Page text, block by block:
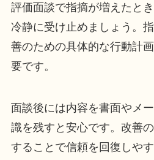
評価面談で指摘が増えたと
冷静に受け止めましょう。
善のための具体的な行動計
要です。
面談後には内容を書面やメ
識を残すと安心です。改善
することで信頼を回復しやす